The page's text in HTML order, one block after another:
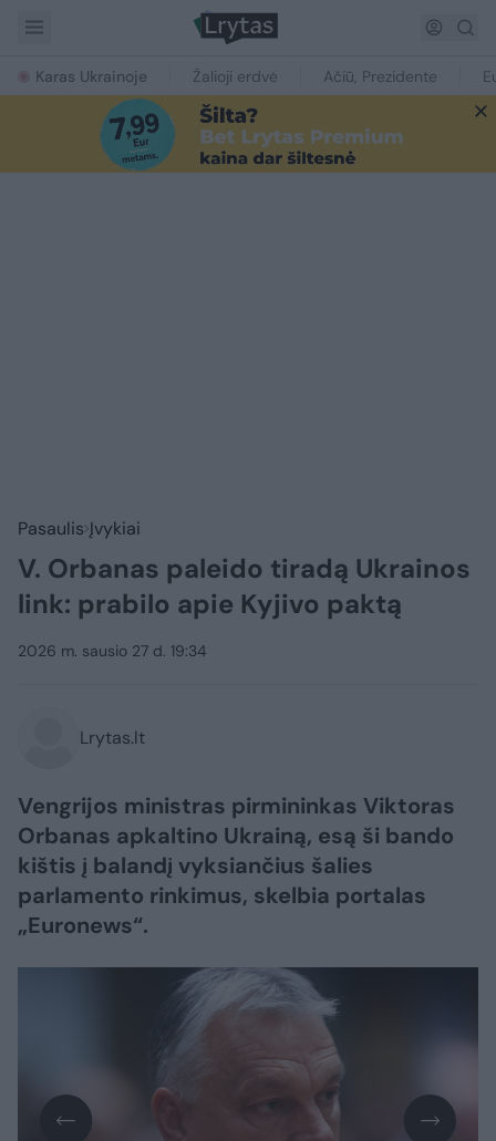
Karas Ukrainoje Žalioji erdvė Ačiū, Prezidente
Pasaulis Įvykiai
V. Orbanas paleido tiradą Ukrainos
link: prabilo apie Kyjivo paktą
2026 m. sausio 27 d. 19:34
Lrytas.lt
Vengrijos ministras pirmininkas Viktoras
Orbanas apkaltino Ukrainą, esą ši bando
kištis į balandį vyksiančius šalies
parlamento rinkimus, skelbia portalas
„Euronews“.